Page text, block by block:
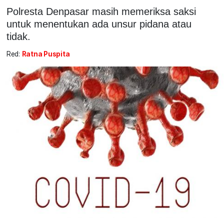
Polresta Denpasar masih memeriksa saksi
untuk menentukan ada unsur pidana atau
tidak.
Red: Ratna Puspita